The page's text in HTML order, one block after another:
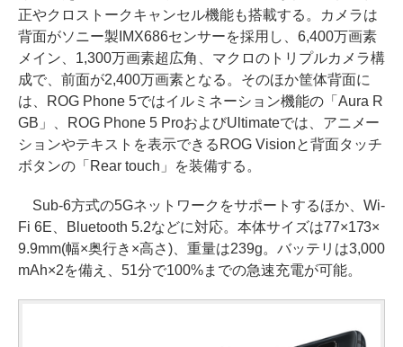
正やクロストークキャンセル機能も搭載する。カメラは
背面がソニー製IMX686センサーを採用し、6,400万画素
メイン、1,300万画素超広角、マクロのトリプルカメラ構
成で、前面が2,400万画素となる。そのほか筐体背面に
は、ROG Phone 5ではイルミネーション機能の「Aura R
GB」、ROG Phone 5 ProおよびUltimateでは、アニメー
ションやテキストを表示できるROG Visionと背面タッチ
ボタンの「Rear touch」を装備する。
Sub-6方式の5Gネットワークをサポートするほか、Wi-
Fi 6E、Bluetooth 5.2などに対応。本体サイズは77×173×
9.9mm(幅×奥行き×高さ)、重量は239g。バッテリは3,000
mAh×2を備え、51分で100%までの急速充電が可能。